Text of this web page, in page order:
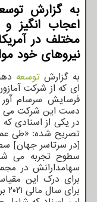
به گزارش
اعجاب انگیز و
مختلف در
نیروهای خود
به گزارش توسعه
ای که از شرکت
دست این شرکت می
در یکی از اسنادی
تصریح شده: «طی
[در سرتاسر جهان]
سطوح تجربه می
برای درک این
برای سال مالی ۲۰۲۱ برابر با ۳۳.۳۶ میلیارد دلار بود.»